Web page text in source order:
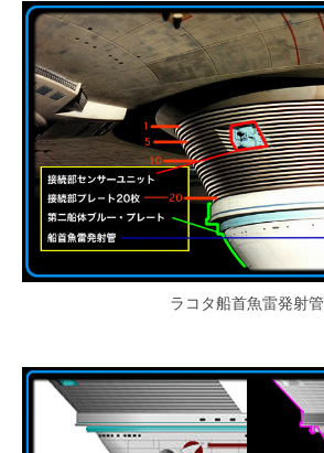
ラコタ船首魚雷発射管